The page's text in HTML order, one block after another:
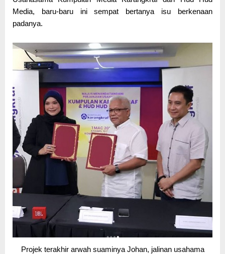
Media, baru-baru ini sempat bertanya isu berkenaan
padanya.
Projek terakhir arwah suaminya Johan, jalinan usahama